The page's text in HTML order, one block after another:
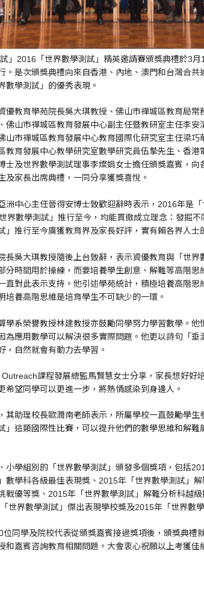
」2016「世界數學測試」精英邀請賽頒獎典禮於3
。是次頒獎典禮向來自香港、內地、澳門和台灣合
數學測試」的優秀表現。
優教育學苑院長吳大琪教授、佛山市禪城區教育局
佛山市禪城區教育發展中心副主任暨教研室主任李
山市禪城區教育發展中心教育國際化研究室主任梁
教育發展中心教學研究室數學研究員伍摯先生、香
士及世界數學測試理事李燦娟女士擔任頒獎嘉賓，
及家長出席典禮，一同分享獲獎喜悅。
洲中心主任晉得安博士致歡迎辭時表示，2016年是
界數學測試」推行至今，均能貫徹成立理念：發掘
」推行至今廣獲教育界及家長好評，實有賴各界人士
長吳大琪教授隨後上台致辭，表示資優教育與「世
分時間用於操練，而要培養學生創意、解難等高階思
直對此表示支持。他引述學苑統計，積極培養高階
培養高階思維是培育學生不可缺少的一環。
學系榮譽教授林建教授亦鼓勵同學努力學習數學。
為應用數學可以解決很多實際問題。他更以詩句「
，自然就會有動力去學習。
課程發展總監馬賢慧女士分享，家長想好好
希望同學可以更進一步，將熱情感染到身邊人。
其助理校長歐潤南老師表示，所屬學校一直鼓勵學
」這類國際性比賽，可以提升他們的數學思維和解
小學組別的「世界數學測試」頒發多個獎項，包括
數學科各級最佳表現獎、2015年「世界數學測試」
戰優等獎、2015年「世界數學測試」解難分析科越
世界數學測試」傑出表現學校獎及2015年「世界數
位同學及院校代表從頒獎嘉賓接過獎項後，頒獎典禮
和嘉賓咨詢教育相關問題。大會衷心祝願以上考獲